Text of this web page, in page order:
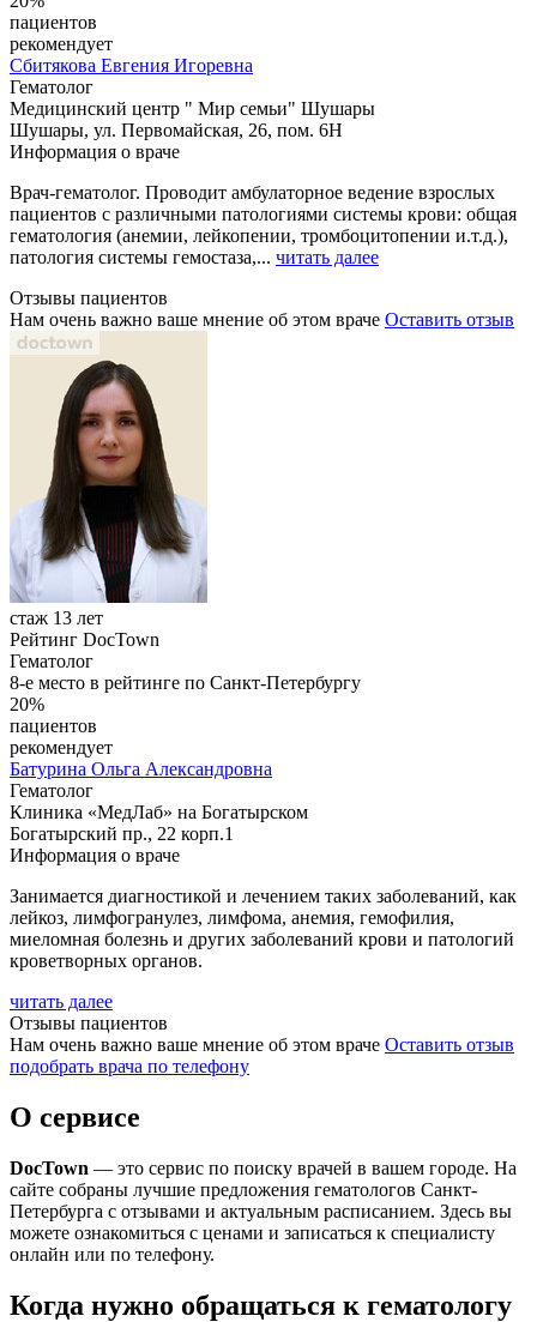
пациентов
рекомендует
Сбитякова Евгения Игоревна
Гематолог
Медицинский центр " Мир семьи" Шушары
Шушары, ул. Первомайская, 26, пом. 6Н
Информация о враче
Врач-гематолог. Проводит амбулаторное ведение взрослых
пациентов с различными патологиями системы крови: общая
гематология (анемии, лейкопении, тромбоцитопении и.т.д.),
патология системы гемостаза,... читать далее
Отзывы пациентов
Нам очень важно ваше мнение об этом враче Оставить отзыв
стаж 13 лет
Рейтинг DocTown
Гематолог
8-е место в рейтинге по Санкт-Петербургу
20%
пациентов
рекомендует
Батурина Ольга Александровна
Гематолог
Клиника «МедЛаб» на Богатырском
Богатырский пр., 22 корп.1
Информация о враче
Занимается диагностикой и лечением таких заболеваний, как
лейкоз, лимфогранулез, лимфома, анемия, гемофилия,
миеломная болезнь и других заболеваний крови и патологий
кроветворных органов.
читать далее
Отзывы пациентов
Нам очень важно ваше мнение об этом враче Оставить отзыв
подобрать врача по телефону
О сервисе
DocTown — это сервис по поиску врачей в вашем городе. На
сайте собраны лучшие предложения гематологов Санкт-
Петербурга с отзывами и актуальным расписанием. Здесь вы
можете ознакомиться с ценами и записаться к специалисту
онлайн или по телефону.
Когда нужно обращаться к гематологу